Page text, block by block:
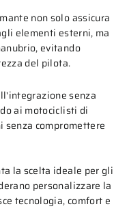
non solo assicura
elementi esterni, ma
evitando
del pilota.
senza
ai motociclisti di
compromettere
la scelta ideale per gli
personalizzare la
tecnologia, comfort e